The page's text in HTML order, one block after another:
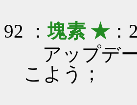
92 ：塊素 ★：
アップデ
こよう；